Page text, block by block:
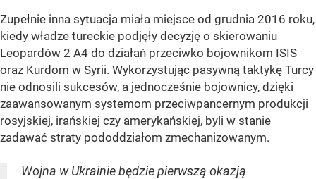
Zupełnie inna sytuacja miała miejsce od grudnia 2016 roku,
kiedy władze tureckie podjęły decyzję o skierowaniu
Leopardów 2 A4 do działań przeciwko bojownikom ISIS
oraz Kurdom w Syrii. Wykorzystując pasywną taktykę Turcy
nie odnosili sukcesów, a jednocześnie bojownicy, dzięki
zaawansowanym systemom przeciwpancernym produkcji
rosyjskiej, irańskiej czy amerykańskiej, byli w stanie
zadawać straty pododdziałom zmechanizowanym.
Wojna w Ukrainie będzie pierwszą okazją